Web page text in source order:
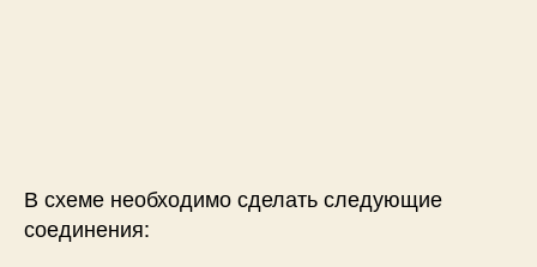
В схеме необходимо сделать следующие
соединения: